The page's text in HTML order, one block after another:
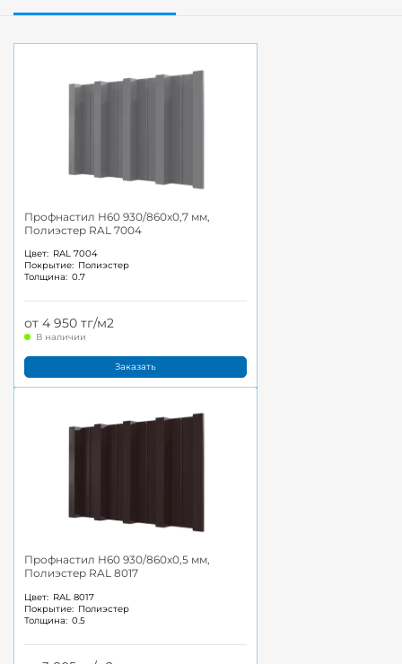
Профнастил Н60 930/860x0,7 мм,
Полиэстер RAL 7004
Цвет: RAL 7004
Покрытие: Полиэстер
Толщина: 0.7
от 4 950 тг/м2
В наличии
Заказать
Профнастил Н60 930/860x0,5 мм,
Полиэстер RAL 8017
Цвет: RAL 8017
Покрытие: Полиэстер
Толщина: 0.5